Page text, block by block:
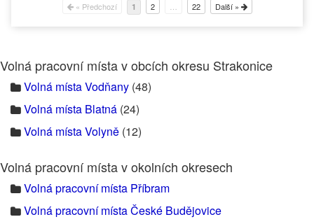
« Předchozí 1 2 22 Další »
Volná pracovní místa v obcích okresu Strakonice
Volná místa Vodňany (48)
Volná místa Blatná (24)
Volná místa Volyně (12)
Volná pracovní místa v okolních okresech
Volná pracovní místa Příbram
Volná pracovní místa České Budějovice